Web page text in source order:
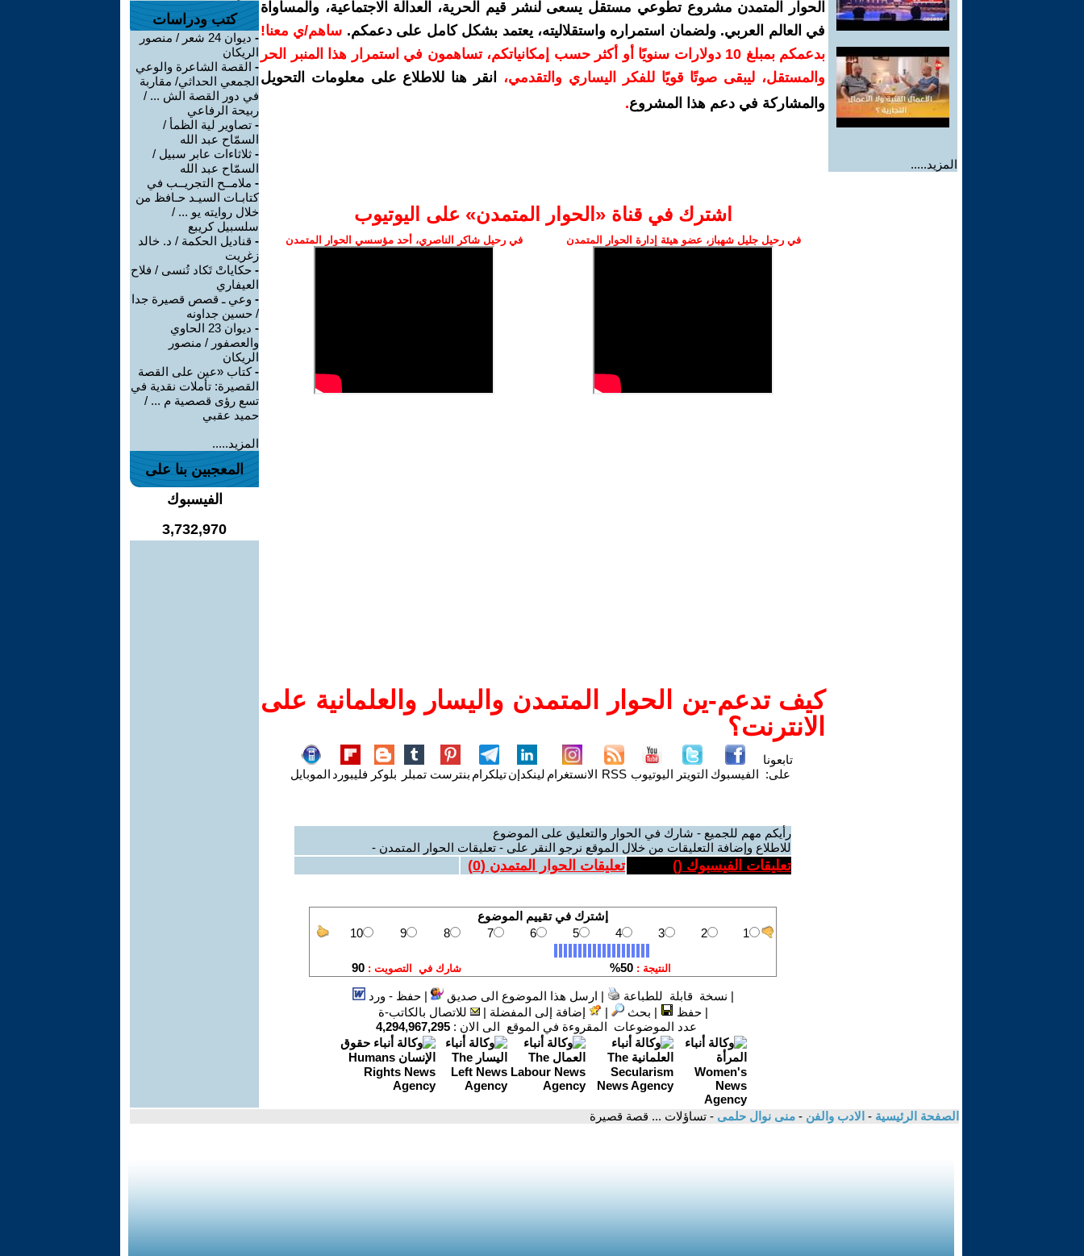
المزيد.....
الحوار المتمدن مشروع تطوعي مستقل يسعى لنشر قيم الحرية، العدالة الاجتماعية، والمساواة
في العالم العربي. ولضمان استمراره واستقلاليته، يعتمد بشكل كامل على دعمكم. ساهم/ي معنا!
بدعمكم بمبلغ 10 دولارات سنويًا أو أكثر حسب إمكانياتكم، تساهمون في استمرار هذا المنبر الحر
والمستقل، ليبقى صوتًا قويًا للفكر اليساري والتقدمي،
انقر هنا للاطلاع على معلومات التحويل
والمشاركة في دعم هذا المشروع.
اشترك في قناة ‫«الحوار المتمدن» على اليوتيوب
في رحيل جليل شهباز، عضو هيئة إدارة الحوار المتمدن في رحيل شاكر الناصري، أحد مؤسسي الحوار المتمدن
كيف تدعم-ين الحوار المتمدن واليسار والعلمانية على
الانترنت؟
تابعونا
على: الفيسبوك التويتر اليوتيوب RSS الانستغرام لينكدإنتيلكرام بنترست تمبلر بلوكر فليبورد الموبايل
رأيكم مهم للجميع - شارك في الحوار والتعليق على الموضوع
للاطلاع وإضافة التعليقات من خلال الموقع نرجو النقر على - تعليقات الحوار المتمدن -
تعليقات الفيسبوك () تعليقات الحوار المتمدن (0
)
| نسخة قابلة للطباعة | ارسل هذا الموضوع الى صديق |حفظ - ورد
|حفظ | بحث | إضافة إلى المفضلة |
للاتصال بالكاتب-ة
عدد الموضوعات المقروءة في الموقع الى الان : 4,294,967,295
كتب ودراسات
-
ديوان 24 شعر / منصور
الريكان
- القصة الشاعرة والوعي
الجمعي الحداثي/ مقاربة
في دور القصة الش ... /
ربيحة الرفاعي
- تصاوير لية الظمأ /
السمّاح عبد الله
- ثلاثاءات عابر سبيل /
السمّاح عبد الله
- ملامــح التجريــب في
كتابـات السيـد حـافظ من
خلال روايته يو ... /
سلسبيل كريبع
- قناديل الحكمة / د. خالد
زغريت
- حكاياتْ تَكاد تُنسى / فلاح
العيفاري
- وعي ـ قصص قصيرة جدا
/ حسين جداونه
-
ديوان 23 الحاوي
والعصفور / منصور
الريكان
-كتاب «عين على القصة
القصيرة: تأملات نقدية في
تسع رؤى قصصية م ... /
حميد عقبي
المزيد.....
المعجبين بنا على
الفيسبوك
3,732,970
الصفحة الرئيسية - الادب والفن - منى نوال حلمى - تساؤلات ... قصة قصيرة